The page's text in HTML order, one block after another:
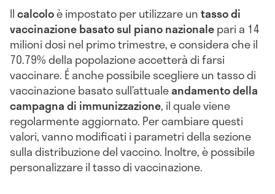
Ilcalcoloè impostato per utilizzare untasso di
vaccinazione basato sul piano nazionalepari a 14
milioni dosi nel primo trimestre, e considera che il
70.79% della popolazione accetterà di farsi
vaccinare. É anche possibile scegliere un tasso di
vaccinazione basato sull’attualeandamento della
campagna di immunizzazione, il quale viene
regolarmente aggiornato. Per cambiare questi
valori, vanno modificati i parametri della sezione
sulla distribuzione del vaccino. Inoltre, è possibile
personalizzare il tasso di vaccinazione.